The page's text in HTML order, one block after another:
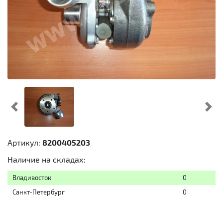
Предыдущий
Артикул: 8200405203
Наличие на складах:
Владивосток
0
Санкт-Петербург
0